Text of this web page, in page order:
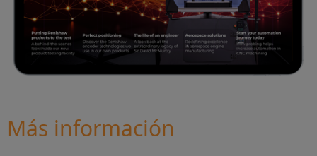
Más información